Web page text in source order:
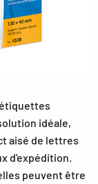
idéale,
aisé de lettres
d'expédition.
peuvent être